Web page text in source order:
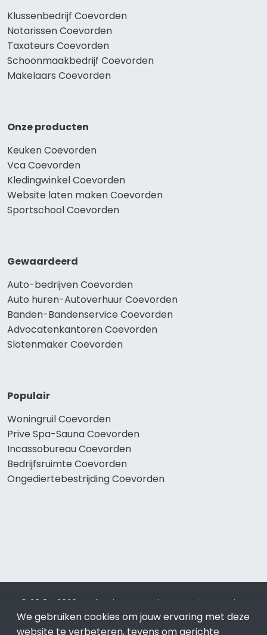
Klussenbedrijf Coevorden
Notarissen Coevorden
Taxateurs Coevorden
Schoonmaakbedrijf Coevorden
Makelaars Coevorden
Onze producten
Keuken Coevorden
Vca Coevorden
Kledingwinkel Coevorden
Website laten maken Coevorden
Sportschool Coevorden
Gewaardeerd
Auto-bedrijven Coevorden
Auto huren-Autoverhuur Coevorden
Banden-Bandenservice Coevorden
Advocatenkantoren Coevorden
Slotenmaker Coevorden
Populair
Woningruil Coevorden
Prive Spa-Sauna Coevorden
Incassobureau Coevorden
Bedrijfsruimte Coevorden
Ongediertebestrijding Coevorden
© 2019 - 2026 Realisatie en SEO door SEO-bureau
Lion
Internet. Betaal alleen voor bewezen resultaten?SEO
optimalisatie No Cure No Pay.Coevordenis onderdeel van
We gebruiken cookies om jouw ervaring met deze
website te verbeteren, tevens om gerichte